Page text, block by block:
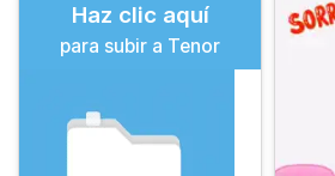
Haz clic aquí
para subir a Tenor